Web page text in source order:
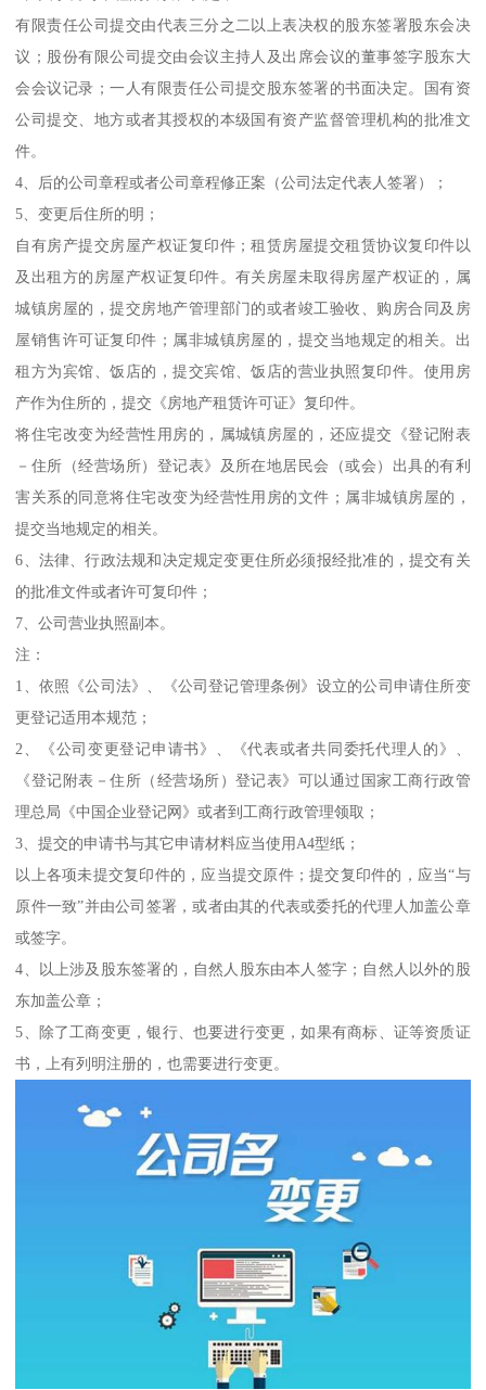
有限责任公司提交由代表三分之二以上表决权的股东签署股东会决
议；股份有限公司提交由会议主持人及出席会议的董事签字股东大
会会议记录；一人有限责任公司提交股东签署的书面决定。国有资
公司提交、地方或者其授权的本级国有资产监督管理机构的批准文
件。
4、后的公司章程或者公司章程修正案（公司法定代表人签署）；
5、变更后住所的明；
自有房产提交房屋产权证复印件；租赁房屋提交租赁协议复印件以
及出租方的房屋产权证复印件。有关房屋未取得房屋产权证的，属
城镇房屋的，提交房地产管理部门的或者竣工验收、购房合同及房
屋销售许可证复印件；属非城镇房屋的，提交当地规定的相关。出
租方为宾馆、饭店的，提交宾馆、饭店的营业执照复印件。使用房
产作为住所的，提交《房地产租赁许可证》复印件。
将住宅改变为经营性用房的，属城镇房屋的，还应提交《登记附表
－住所（经营场所）登记表》及所在地居民会（或会）出具的有利
害关系的同意将住宅改变为经营性用房的文件；属非城镇房屋的，
提交当地规定的相关。
6、法律、行政法规和决定规定变更住所必须报经批准的，提交有关
的批准文件或者许可复印件；
7、公司营业执照副本。
注：
1、依照《公司法》、《公司登记管理条例》设立的公司申请住所变
更登记适用本规范；
2、《公司变更登记申请书》、《代表或者共同委托代理人的》、
《登记附表－住所（经营场所）登记表》可以通过国家工商行政管
理总局《中国企业登记网》或者到工商行政管理领取；
3、提交的申请书与其它申请材料应当使用A4型纸；
以上各项未提交复印件的，应当提交原件；提交复印件的，应当“与
原件一致”并由公司签署，或者由其的代表或委托的代理人加盖公章
或签字。
4、以上涉及股东签署的，自然人股东由本人签字；自然人以外的股
东加盖公章；
5、除了工商变更，银行、也要进行变更，如果有商标、证等资质证
书，上有列明注册的，也需要进行变更。